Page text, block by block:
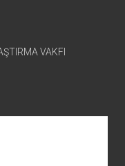
VAKFI
youtube